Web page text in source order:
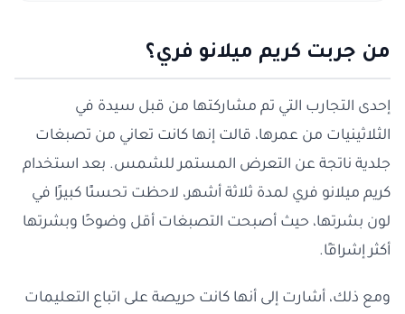
من جربت كريم ميلانو فري؟
إحدى التجارب التي تم مشاركتها من قبل سيدة في
الثلاثينيات من عمرها، قالت إنها كانت تعاني من تصبغات
جلدية ناتجة عن التعرض المستمر للشمس. بعد استخدام
كريم ميلانو فري لمدة ثلاثة أشهر، لاحظت تحسنًا كبيرًا في
لون بشرتها، حيث أصبحت التصبغات أقل وضوحًا وبشرتها
أكثر إشراقًا.
ومع ذلك، أشارت إلى أنها كانت حريصة على اتباع التعليمات